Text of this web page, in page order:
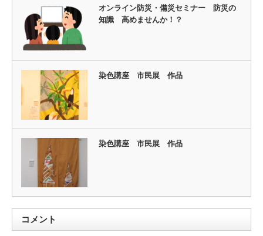
オンライン防災・備災セミナー 防災の
知識 高めませんか！？
染色講座 市民展 作品
染色講座 市民展 作品
コメント